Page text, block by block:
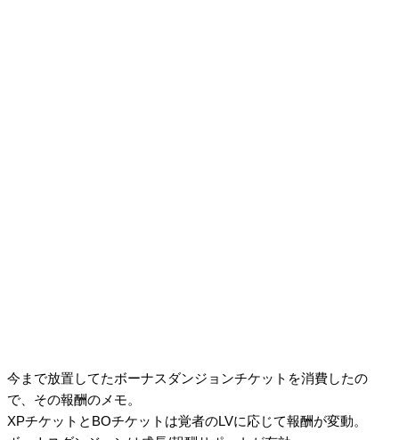
今まで放置してたボーナスダンジョンチケットを消費したの
で、その報酬のメモ。
XPチケットとBOチケットは覚者のLVに応じて報酬が変動。